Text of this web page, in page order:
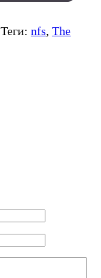
Теги: nfs, The